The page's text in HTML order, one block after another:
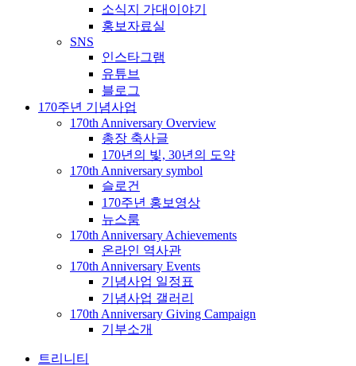
소식지 가대이야기
홍보자료실
SNS
인스타그램
유튜브
블로그
170주년 기념사업
170th Anniversary Overview
총장 축사글
170년의 빛, 30년의 도약
170th Anniversary symbol
슬로건
170주년 홍보영상
뉴스룸
170th Anniversary Achievements
온라인 역사관
170th Anniversary Events
기념사업 일정표
기념사업 갤러리
170th Anniversary Giving Campaign
기부소개
트리니티